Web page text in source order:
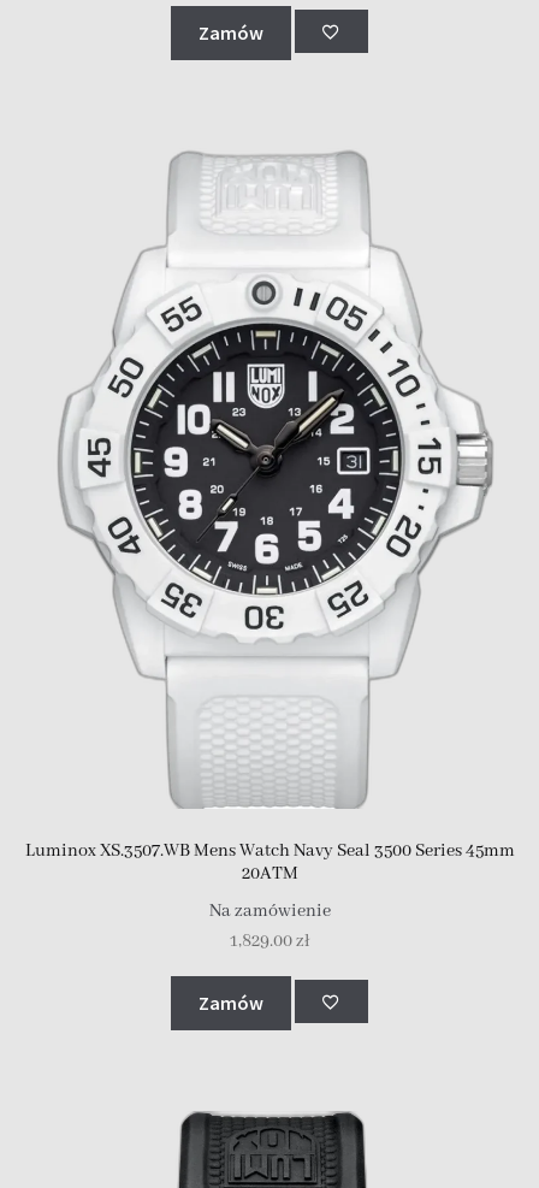
Zamów
Luminox XS.3507.WB Mens Watch Navy Seal 3500 Series 45mm
20ATM
Na zamówienie
1,829.00zł
Zamów